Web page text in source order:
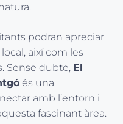
podran apreciar
així com les
Sense dubte, El
és una
amb l’entorn i
fascinant àrea.